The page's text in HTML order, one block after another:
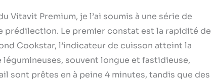
Vitavit Premium, je l’ai soumis à une série de
prédilection. Le premier constat est la rapidité de
Cookstar, l’indicateur de cuisson atteint la
souvent longue et fastidieuse,
sont prêtes en à peine 4 minutes, tandis que des